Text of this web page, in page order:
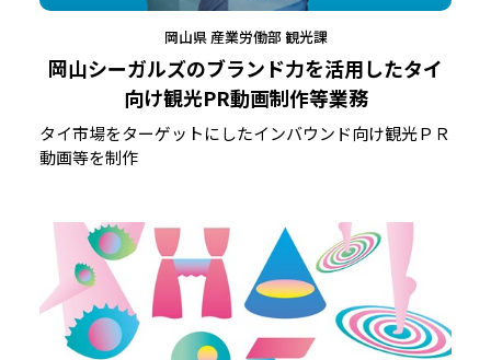
岡山シーガルズのブランド力を活用したタイ
向け観光PR動画制作等業務
岡山県 産業労働部 観光課
タイ市場をターゲットにしたインバウンド向け観光ＰＲ
動画等を制作